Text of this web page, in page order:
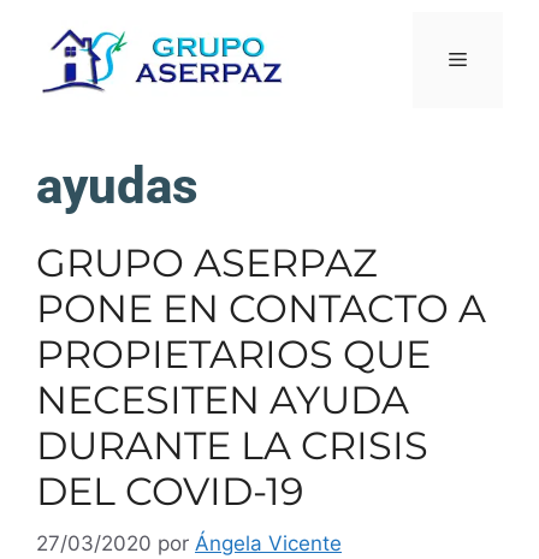
ayudas
GRUPO ASERPAZ
PONE EN CONTACTO A
PROPIETARIOS QUE
NECESITEN AYUDA
DURANTE LA CRISIS
DEL COVID-19
27/03/2020 por Ángela Vicente